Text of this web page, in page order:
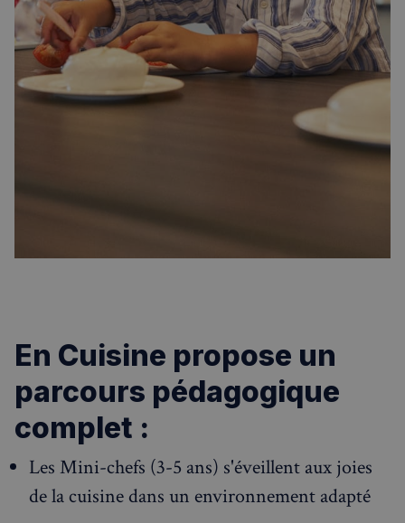
En Cuisine propose un
parcours pédagogique
complet :
Les Mini-chefs (3-5 ans) s'éveillent aux joies
de la cuisine dans un environnement adapté